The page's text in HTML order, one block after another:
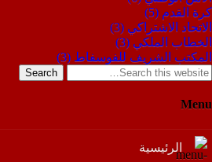
كرة القدم (5)
الاتحاد الاشتراكي (3)
الخطاب الملكي (3)
المكتب الشريف للفوسفاط (3)
Search
Menu
الرئيسية